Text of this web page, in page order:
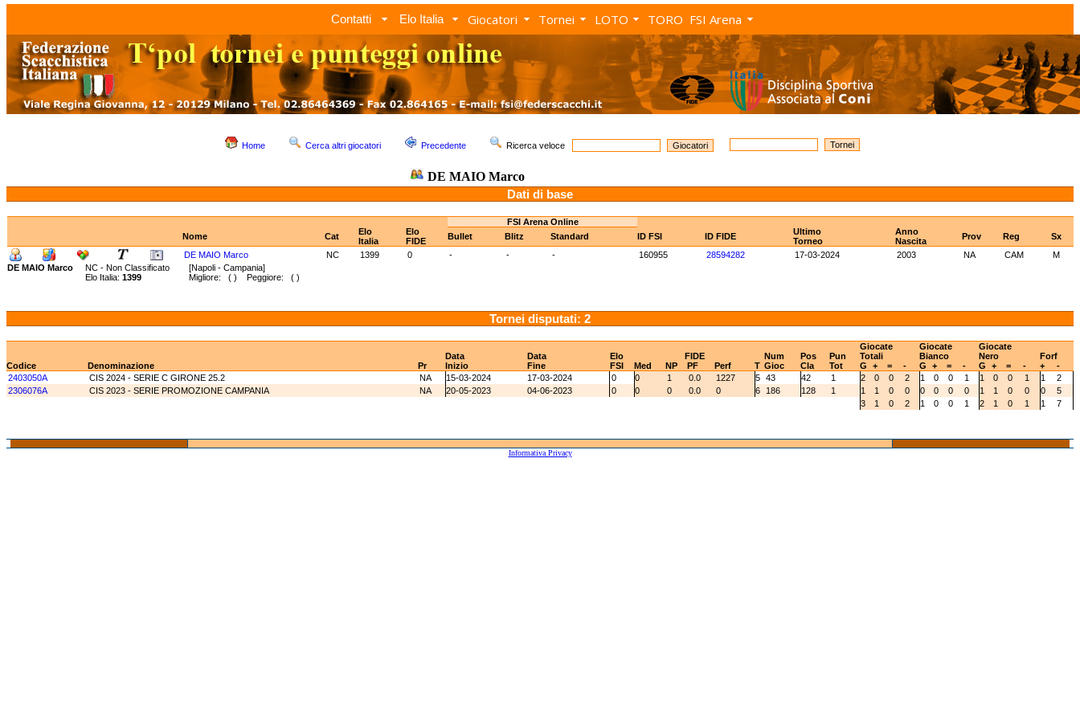
Contatti Elo Italia Giocatori Tornei LOTO TORO FSI Arena
Home Cerca altri giocatori Precedente Ricerca veloce
DE MAIO Marco
Dati di base
FSI Arena Online
Nome
Cat
Elo
Italia
Elo
FIDE
Bullet Blitz Standard ID FSI ID FIDE
Ultimo
Torneo
Anno
Nascita
Prov Reg
Sx
DE MAIO Marco
NC 1399 0 - - - 160955 28594282 17-03-2024 2003 NA CAM
M
DE MAIO Marco
NC - Non Classificato [Napoli - Campania]
Elo Italia: 1399 Migliore: ( ) Peggiore: ( )
Tornei disputati: 2
Data Data Elo FIDE Num Pos Pun
Giocate
Totali
Giocate
Bianco
Giocate
Nero
Forf
Codice
Denominazione Pr Inizio Fine FSI Med NP PF Perf T Gioc Cla Tot G + = - G + = - G + = - +
-
2403050A
CIS 2024 - SERIE C GIRONE 25.2 NA 15-03-2024 17-03-2024 0 0 1 0.0 1227 5 43 42 1 2 0 0 2 1 0 0 1 1 0 0 1 1
2
2306076A
CIS 2023 - SERIE PROMOZIONE CAMPANIA NA 20-05-2023 04-06-2023 0 0 0 0.0 0 6 186 128 1 1 1 0 0 0 0 0 0 1 1 0 0 0
5
3
1 0 2 1 0 0 1 2 1 0 1 1 7
Informativa Privacy